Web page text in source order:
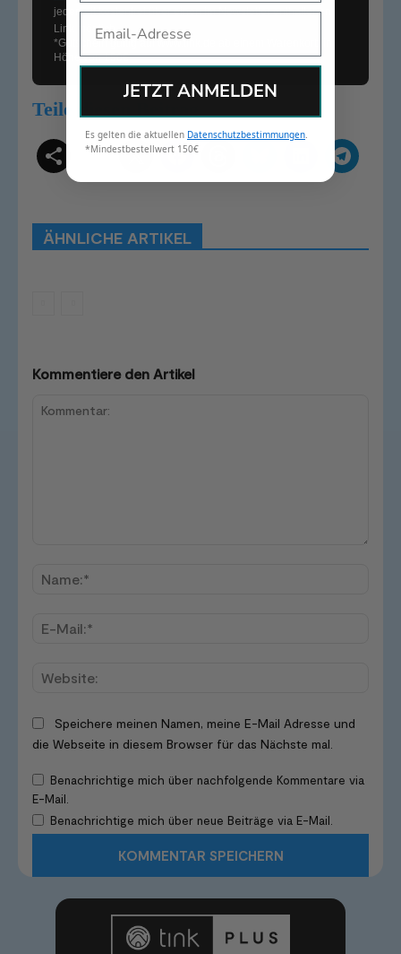
jederzeit kostenfrei über einen im Newsletter enthaltenen
Link möglich.
*Gutschein gültig auf
Höhe von 150€
Teile diesen Beitrag
ÄHNLICHE ARTIKEL
Schlagwörter Smart Home Systeme
Kategorien
Kommentiere den Artikel
Speichere meinen Namen, meine E-Mail Adresse und
die Webseite in diesem Browser für das Nächste mal.
Benachrichtige mich über nachfolgende Kommentare via
E-Mail.
Benachrichtige mich über neue Beiträge via E-Mail.
JETZT ANMELDEN
Es gelten die aktuellen Datenschutzbestimmungen.
*Mindestbestellwert 150€